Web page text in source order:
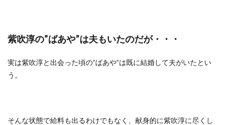
紫吹淳の”ばあや”は夫もいたのだが・・・
実は紫吹淳と出会った頃の”ばあや”は既に結婚して夫がいたとい
う。
そんな状態で給料も出るわけでもなく、献身的に紫吹淳に尽くし